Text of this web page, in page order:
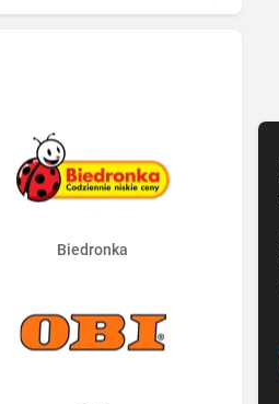
Biedronka